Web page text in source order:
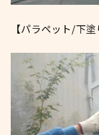
【パラペット/下塗